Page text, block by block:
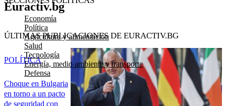
Economía
Política
Agricultura y alimentación
Salud
Tecnología
Energía, medio ambiente y transporte
Defensa
Euractiv.bg
ÚLTIMAS PUBLICACIONES DE EURACTIV.BG
Choque en Bulgaria
en torno a un pacto
de seguridad con
POLÍTICA